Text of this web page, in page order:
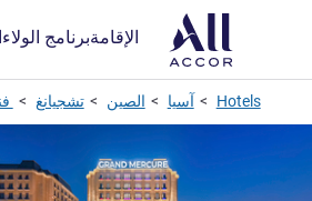
الإقامةبرنامج الولاء
Hotels آسيا الصين تشجيانغ